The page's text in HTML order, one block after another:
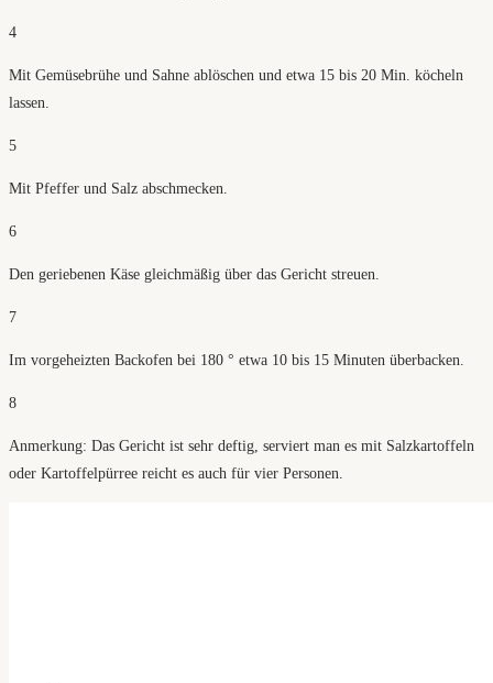
4
Mit Gemüsebrühe und Sahne ablöschen und etwa 15 bis 20 Min. köcheln
lassen.
5
Mit Pfeffer und Salz abschmecken.
6
Den geriebenen Käse gleichmäßig über das Gericht streuen.
7
Im vorgeheizten Backofen bei 180 ° etwa 10 bis 15 Minuten überbacken.
8
Anmerkung: Das Gericht ist sehr deftig, serviert man es mit Salzkartoffeln
oder Kartoffelpürree reicht es auch für vier Personen.